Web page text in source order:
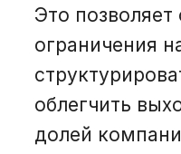
Это позволяет
ограничения
облегчить
долей